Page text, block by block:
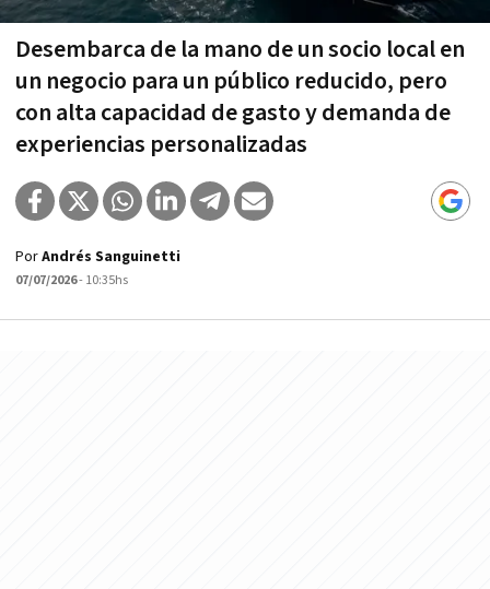
Desembarca de la mano de un socio local en
un negocio para un público reducido, pero
con alta capacidad de gasto y demanda de
experiencias personalizadas
PorAndrés Sanguinetti
07/07/2026- 10:35hs